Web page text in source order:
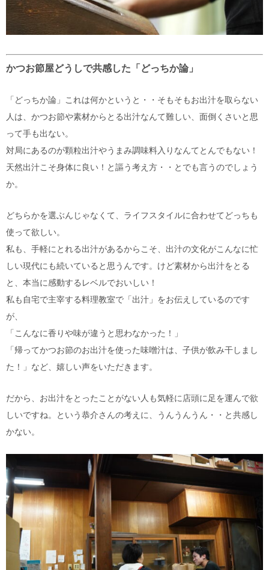
かつお節屋どうしで共感した「どっちか論」
「どっちか論」これは何かというと・・そもそもお出汁を取らない
人は、かつお節や素材からとる出汁なんて難しい、面倒くさいと思
って手も出ない。
対局にあるのが顆粒出汁やうまみ調味料入りなんてとんでもない！
天然出汁こそ身体に良い！と謳う考え方・・とでも言うのでしょう
か。
どちらかを選ぶんじゃなくて、ライフスタイルに合わせてどっちも
使って欲しい。
私も、手軽にとれる出汁があるからこそ、出汁の文化がこんなに忙
しい現代にも続いていると思うんです。けど素材から出汁をとる
と、本当に感動するレベルでおいしい！
私も自宅で主宰する料理教室で「出汁」をお伝えしているのです
が、
「こんなに香りや味が違うと思わなかった！」
「帰ってかつお節のお出汁を使った味噌汁は、子供が飲み干しまし
た！」など、嬉しい声をいただきます。
だから、お出汁をとったことがない人も気軽に店頭に足を運んで欲
しいですね。という恭介さんの考えに、うんうんうん・・と共感し
かない。